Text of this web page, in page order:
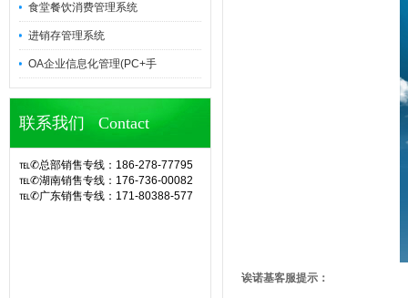
食堂餐饮消费管理系统
进销存管理系统
OA企业信息化管理(PC+手
联系我们 Contact
℡✆总部销售专线：186-278-77795
℡✆湖南销售专线：176-736-00082
℡✆广东销售专线：171-80388-577
诶诺基客服提示：